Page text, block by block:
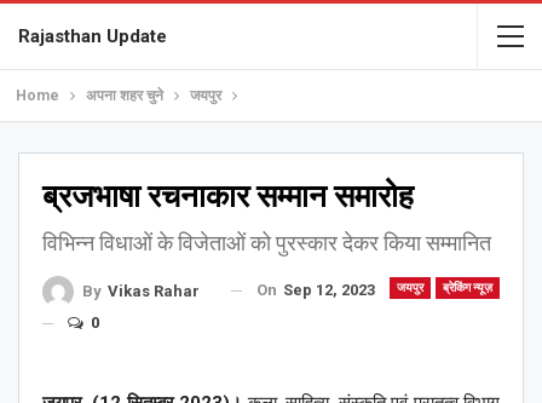
Rajasthan Update
Home अपना शहर चुने जयपुर
ब्रजभाषा रचनाकार सम्मान समारोह
विभिन्न विधाओं के विजेताओं को पुरस्कार देकर किया सम्मानित
जयपुर ब्रेकिंग न्यूज़
By Vikas Rahar On Sep 12, 2023
0